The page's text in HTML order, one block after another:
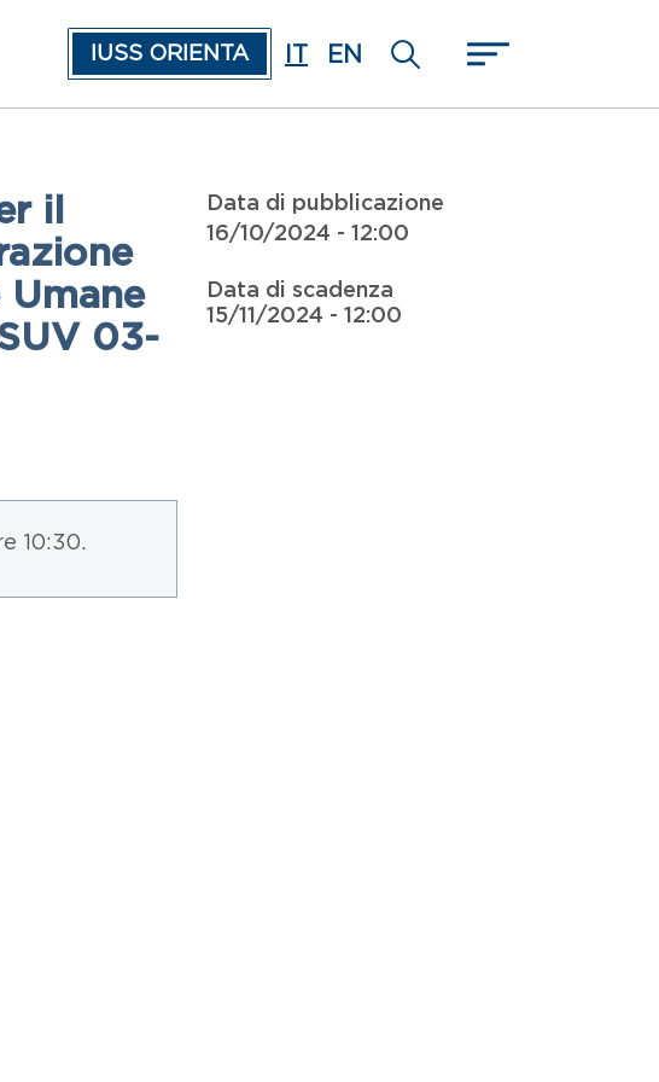
IUSS ORIENTA
IT EN
il
03-
10:30.
Data di pubblicazione
16/10/2024 - 12:00
Data di scadenza
15/11/2024 - 12:00